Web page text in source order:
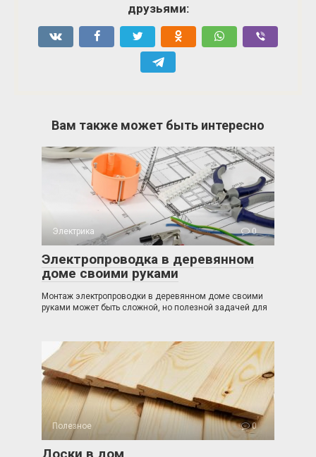
друзьями:
Вам также может быть интересно
Электрика 0
Электропроводка в деревянном
доме своими руками
Монтаж электропроводки в деревянном доме своими
руками может быть сложной, но полезной задачей для
Полезное 0